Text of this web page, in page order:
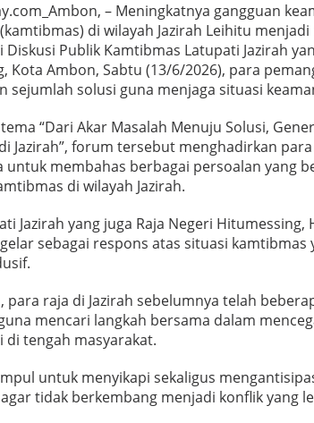
– Meningkatnya gangguan
di wilayah Jazirah Leihitu
Diskusi Publik Kamtibmas Latupati Jazirah
Kota Ambon, Sabtu (13/6/2026), para
sejumlah solusi guna menjaga situasi
“Dari Akar Masalah Menuju Solusi,
Jazirah”, forum tersebut menghadirkan
untuk membahas berbagai persoalan yang
di wilayah Jazirah.
Jazirah yang juga Raja Negeri Hitumessing,
sebagai respons atas situasi
para raja di Jazirah sebelumnya telah
mencari langkah bersama dalam
di tengah masyarakat.
untuk menyikapi sekaligus
tidak berkembang menjadi konflik yang